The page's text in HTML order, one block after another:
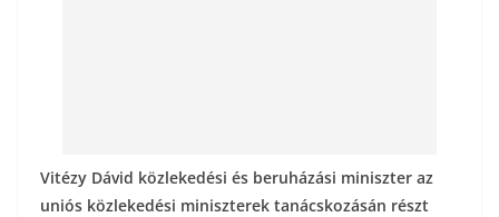
Vitézy Dávid közlekedési és beruházási miniszter az
uniós közlekedési miniszterek tanácskozásán részt